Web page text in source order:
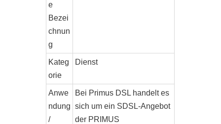
e
Bezei
chnun
g
Kateg
orie
Dienst
Anwe
ndung
/
Bei Primus DSL handelt es
sich um ein SDSL-Angebot
der PRIMUS